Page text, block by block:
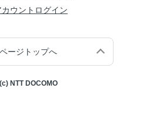
ウントログイン
ページトップへ
(c) NTT DOCOMO